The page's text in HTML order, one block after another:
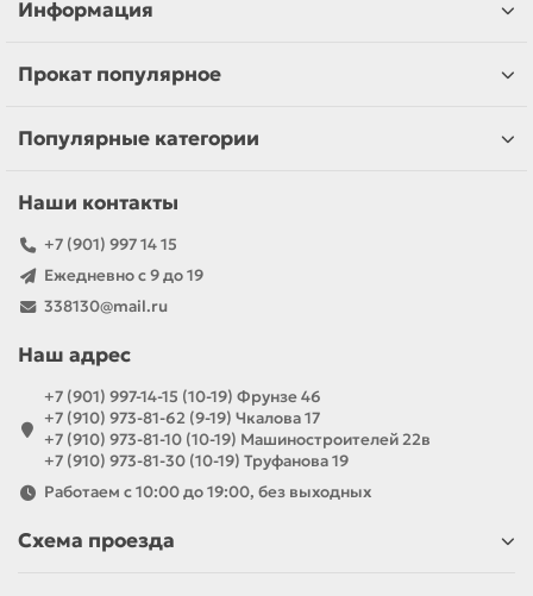
Информация
Прокат популярное
Популярные категории
Наши контакты
+7 (901) 997 14 15
Ежедневно с 9 до 19
338130@mail.ru
Наш адрес
+7 (901) 997-14-15 (10-19) Фрунзе 46
+7 (910) 973-81-62 (9-19) Чкалова 17
+7 (910) 973-81-10 (10-19) Машиностроителей 22в
+7 (910) 973-81-30 (10-19) Труфанова 19
Работаем с 10:00 до 19:00, без выходных
Схема проезда